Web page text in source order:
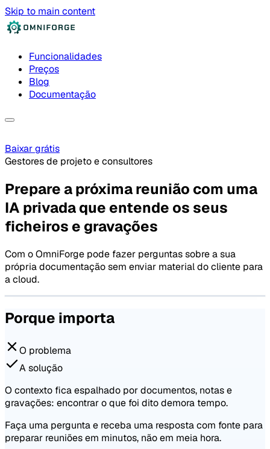
Skip to main content
Funcionalidades
Preços
Blog
Documentação
Baixar grátis
Gestores de projeto e consultores
Prepare a próxima reunião com uma
IA privada que entende os seus
ficheiros e gravações
Com o OmniForge pode fazer perguntas sobre a sua
própria documentação sem enviar material do cliente para
a cloud.
Porque importa
O problema
A solução
O contexto fica espalhado por documentos, notas e
gravações: encontrar o que foi dito demora tempo.
Faça uma pergunta e receba uma resposta com fonte para
preparar reuniões em minutos, não em meia hora.